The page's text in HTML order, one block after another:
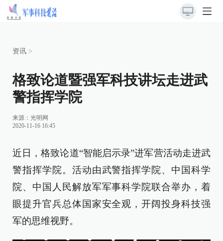
资讯 >
格致论道暨强军科技讲坛走进武
警指挥学院
来源： 光明网
2020-11-16 16:45
近日，格致论道“智能启示录”进军营活动走进武
警指挥学院。活动由武警指挥学院、中国科学
院、中国人民解放军军事科学院联合举办，着
眼提升官兵总体国家安全观，开阔投身科技强
军的思维视野。